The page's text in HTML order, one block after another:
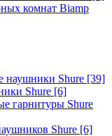
комнат Biamp
наушники Shure [39]
Shure [6]
гарнитуры Shure
Shure [6]